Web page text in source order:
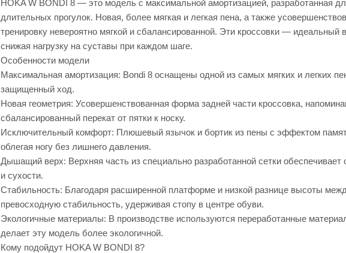
HOKA W BONDI 8 — это модель с максимальной амортизацией, разработанная
длительных прогулок. Новая, более мягкая и легкая пена, а также
тренировку невероятно мягкой и сбалансированной. Эти кроссовки —
снижая нагрузку на суставы при каждом шаге.
Особенности модели
Максимальная амортизация: Bondi 8 оснащены одной из самых мягких и легких
защищенный ход.
Новая геометрия: Усовершенствованная форма задней части кроссовка,
сбалансированный перекат от пятки к носку.
Исключительный комфорт: Плюшевый язычок и бортик из пены с эффектом
облегая ногу без лишнего давления.
Дышащий верх: Верхняя часть из специально разработанной сетки
и сухости.
Стабильность: Благодаря расширенной платформе и низкой разнице высоты
превосходную стабильность, удерживая стопу в центре обуви.
Экологичные материалы: В производстве используются переработанные
делает эту модель более экологичной.
Кому подойдут HOKA W BONDI 8?